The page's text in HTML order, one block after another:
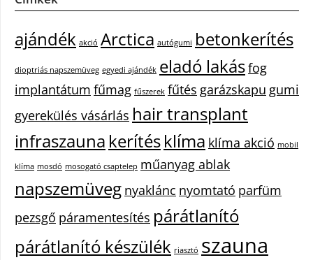
ajándék akció Arctica autógumi betonkerítés
dioptriás napszemüveg egyedi ajándék eladó lakásfog
implantátum fűmag fűszerek fűtés garázskapu gumi
gyerekülés vásárlás hair transplant
infraszauna kerítésklíma klíma akció mobil
klíma mosdó mosogató csaptelep műanyag ablak
napszemüveg nyaklánc nyomtató parfüm
pezsgő páramentesítés párátlanító
párátlanító készülék riasztó szauna